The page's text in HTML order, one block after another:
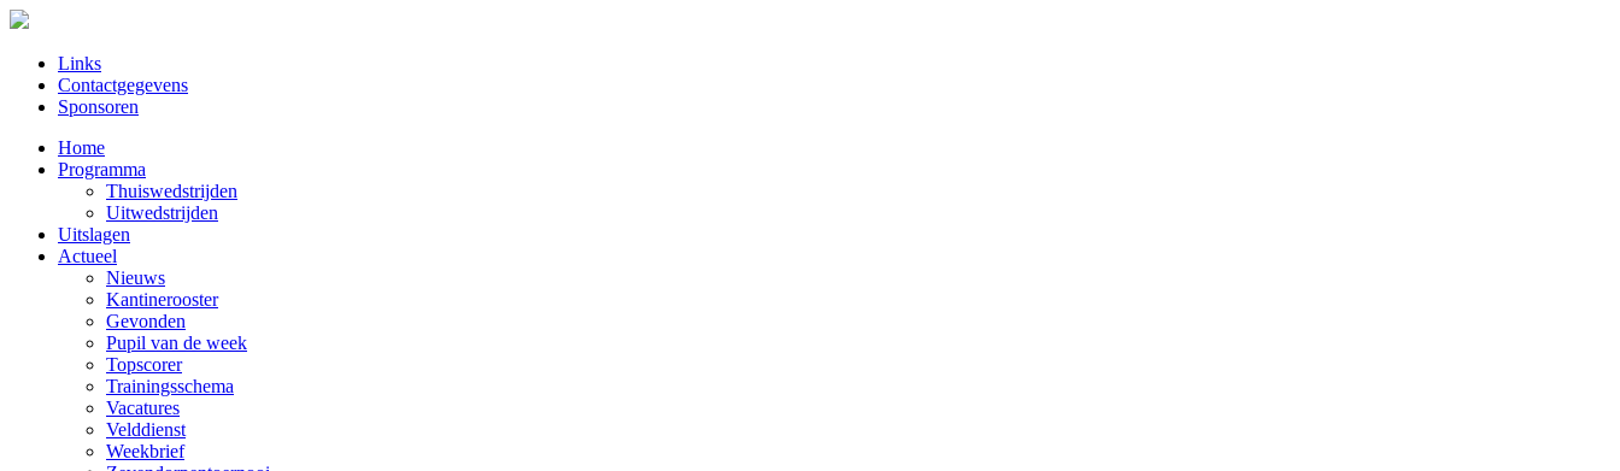
Links
Contactgegevens
Sponsoren
Home
Programma
Thuiswedstrijden
Uitwedstrijden
Uitslagen
Actueel
Nieuws
Kantinerooster
Gevonden
Pupil van de week
Topscorer
Trainingsschema
Vacatures
Velddienst
Weekbrief